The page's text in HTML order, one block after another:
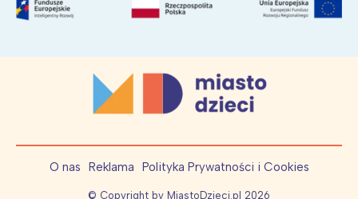
O nas Reklama Polityka Prywatności i Cookies
© Copyright by MiastoDzieci.pl 2026